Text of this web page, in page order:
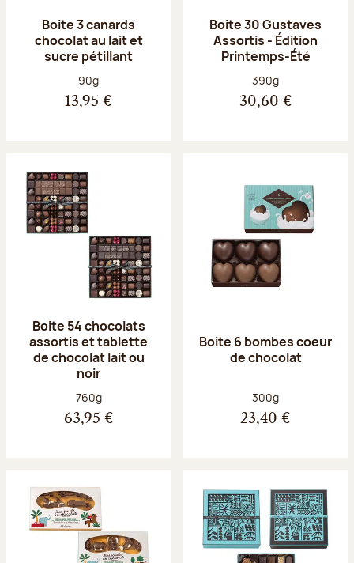
Boite 3 canards
chocolat au lait et
sucre pétillant
Poids net :
90g
13,95 €
Boite 30 Gustaves
Assortis - Édition
Printemps-Été
Poids net :
390g
30,60 €
Boite 54 chocolats
assortis et tablette
de chocolat lait ou
noir
Poids net :
760g
63,95 €
Boite 6 bombes coeur
de chocolat
Poids net :
300g
23,40 €